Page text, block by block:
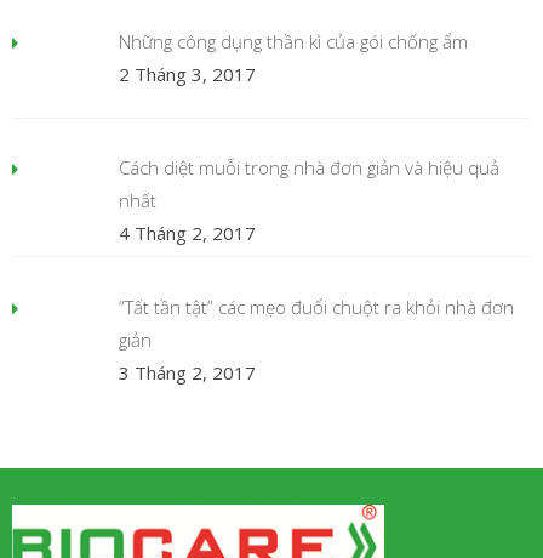
Những công dụng thần kì của gói chống ẩm
2 Tháng 3, 2017
Cách diệt muỗi trong nhà đơn giản và hiệu quả
nhất
4 Tháng 2, 2017
“Tất tần tật” các mẹo đuổi chuột ra khỏi nhà đơn
giản
3 Tháng 2, 2017